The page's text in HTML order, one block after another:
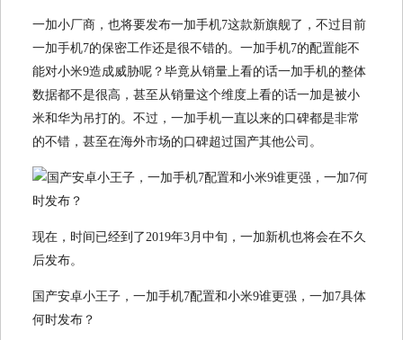
一加小厂商，也将要发布一加手机7这款新旗舰了，不过目前
一加手机7的保密工作还是很不错的。一加手机7的配置能不
能对小米9造成威胁呢？毕竟从销量上看的话一加手机的整体
数据都不是很高，甚至从销量这个维度上看的话一加是被小
米和华为吊打的。不过，一加手机一直以来的口碑都是非常
的不错，甚至在海外市场的口碑超过国产其他公司。
现在，时间已经到了2019年3月中旬，一加新机也将会在不久
后发布。
国产安卓小王子，一加手机7配置和小米9谁更强，一加7具体
何时发布？